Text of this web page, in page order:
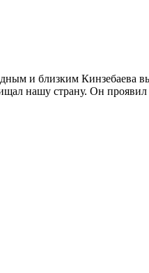
и близким Кинзебаева
нашу страну. Он проявил